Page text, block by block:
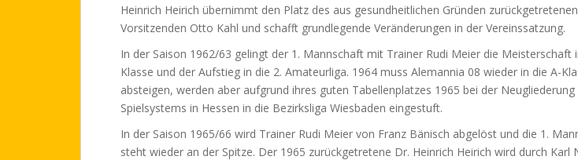
Heinrich Heirich übernimmt den Platz des aus gesundheitlichen Gründen zurückgetretenen
Vorsitzenden Otto Kahl und schafft grundlegende Veränderungen in der Vereinssatzung.
In der Saison 1962/63 gelingt der 1. Mannschaft mit Trainer Rudi Meier die Meisterschaft
Klasse und der Aufstieg in die 2. Amateurliga. 1964 muss Alemannia 08 wieder in die A-
absteigen, werden aber aufgrund ihres guten Tabellenplatzes 1965 bei der Neugliederung
Spielsystems in Hessen in die Bezirksliga Wiesbaden eingestuft.
In der Saison 1965/66 wird Trainer Rudi Meier von Franz Bänisch abgelöst und die 1.
steht wieder an der Spitze. Der 1965 zurückgetretene Dr. Heinrich Heirich wird durch Karl